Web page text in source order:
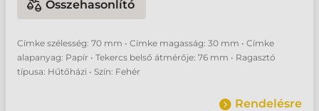
Összehasonlító
Címke szélesség: 70 mm • Címke magasság: 30 mm • Címke
alapanyag: Papír • Tekercs belső átmérője: 76 mm • Ragasztó
típusa: Hűtőházi • Szín: Fehér
Rendelésre